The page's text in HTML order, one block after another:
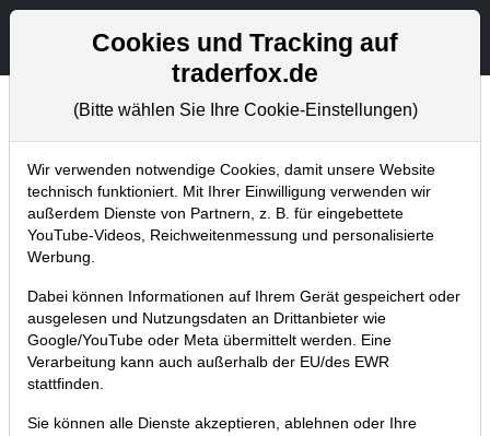
Aktien- und Artikelsuche
Chartanalysen
Home Blog Chartanalysen
Chartanalyse Shell: Turnaround in
Sicht? Was passiert, wenn sich der
Ölpreis nicht erholt?
16.04.2020 um 17:49 Uhr | P. Uhlschmied
Cookies und Tracking auf
traderfox.de
(Bitte wählen Sie Ihre Cookie-Einstellungen)
Wir verwenden notwendige Cookies, damit unsere Website
technisch funktioniert. Mit Ihrer Einwilligung verwenden wir
außerdem Dienste von Partnern, z. B. für eingebettete
YouTube-Videos, Reichweitenmessung und personalisierte
Werbung.
Dabei können Informationen auf Ihrem Gerät gespeichert oder
ausgelesen und Nutzungsdaten an Drittanbieter wie
Google/YouTube oder Meta übermittelt werden. Eine
Verarbeitung kann auch außerhalb der EU/des EWR
stattfinden.
Sie können alle Dienste akzeptieren, ablehnen oder Ihre